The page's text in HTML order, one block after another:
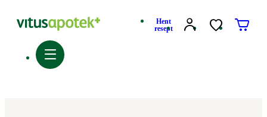
Hent
resept